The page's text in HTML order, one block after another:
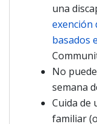
una
exención
basados
No
semana
Cuida de
familiar